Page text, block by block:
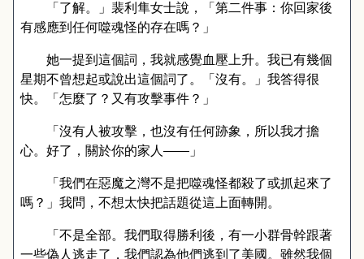
「了解。」裴利隼女士說，「第二件事：你回家後
有感應到任何噬魂怪的存在嗎？」
她一提到這個詞，我就感覺血壓上升。我已有幾個
星期不曾想起或說出這個詞了。「沒有。」我答得很
快。「怎麼了？又有攻擊事件？」
「沒有人被攻擊，也沒有任何跡象，所以我才擔
心。好了，關於你的家人 —— 」
「我們在惡魔之灣不是把噬魂怪都殺了或抓起來了
嗎？」我問，不想太快把話題從這上面轉開。
「不是全部。我們取得勝利後，有一小群骨幹跟著
一些偽人逃走了，我們認為他們逃到了美國。雖然我個